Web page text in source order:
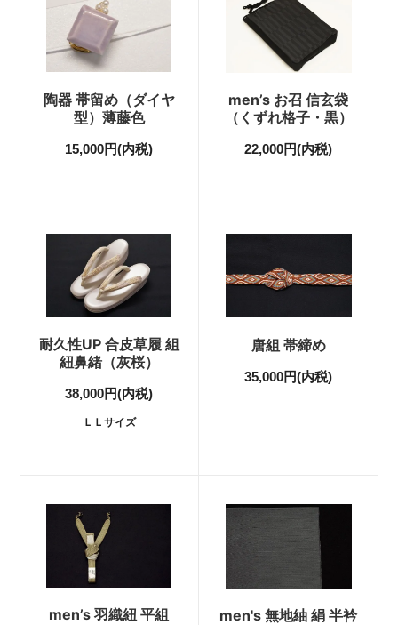
陶器 帯留め（ダイヤ
型）薄藤色
15,000円(内税)
men’s お召 信玄袋
（くずれ格子・黒）
22,000円(内税)
耐久性UP 合皮草履 組
紐鼻緒（灰桜）
38,000円(内税)
ＬＬサイズ
唐組 帯締め
35,000円(内税)
men’s 羽織紐 平組
men's 無地紬 絹 半衿